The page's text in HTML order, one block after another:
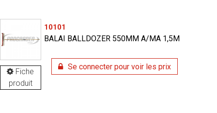
Fiche
produit
10101
BALAI BALLDOZER 550MM A/MA 1,5M
Se connecter pour voir les prix